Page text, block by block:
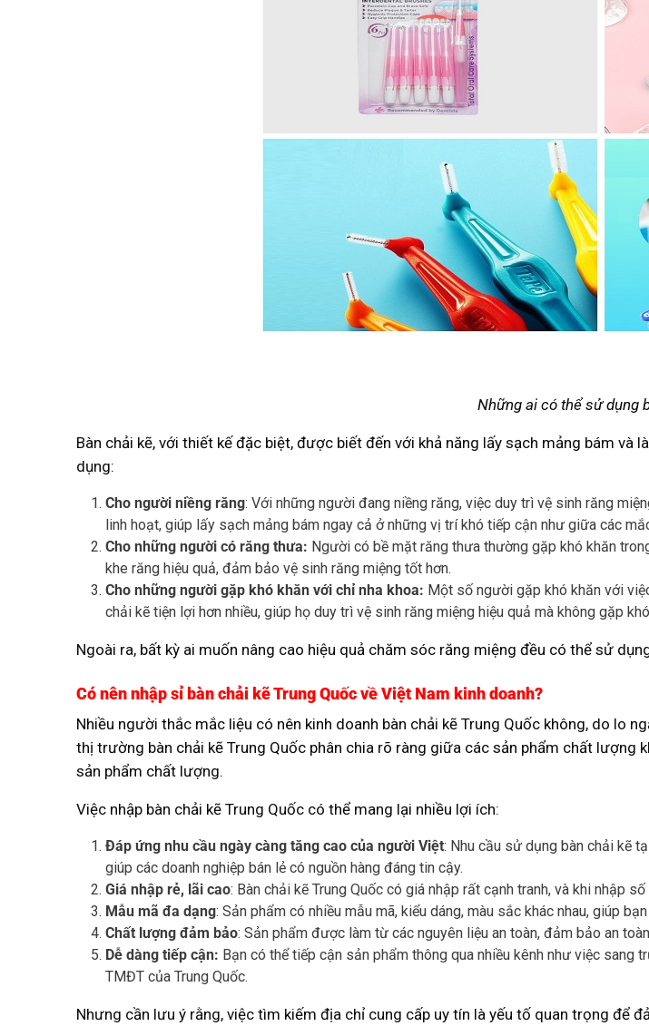
Những ai có thể sử dụng
Bàn chải kẽ, với thiết kế đặc biệt, được biết đến với khả năng lấy sạch mảng bám
dụng:
Cho người niềng răng: Với những người đang niềng răng, việc duy trì vệ sinh răng
linh hoạt, giúp lấy sạch mảng bám ngay cả ở những vị trí khó tiếp cận như giữa các
Cho những người có răng thưa: Người có bề mặt răng thưa thường gặp khó khăn
khe răng hiệu quả, đảm bảo vệ sinh răng miệng tốt hơn.
Cho những người gặp khó khăn với chỉ nha khoa: Một số người gặp khó khăn với
chải kẽ tiện lợi hơn nhiều, giúp họ duy trì vệ sinh răng miệng hiệu quả mà không gặp
Ngoài ra, bất kỳ ai muốn nâng cao hiệu quả chăm sóc răng miệng đều có thể sử
Có nên nhập sỉ bàn chải kẽ Trung Quốc về Việt Nam kinh doanh?
Nhiều người thắc mắc liệu có nên kinh doanh bàn chải kẽ Trung Quốc không, do lo
thị trường bàn chải kẽ Trung Quốc phân chia rõ ràng giữa các sản phẩm chất lượng
sản phẩm chất lượng.
Việc nhập bàn chải kẽ Trung Quốc có thể mang lại nhiều lợi ích:
Đáp ứng nhu cầu ngày càng tăng cao của người Việt: Nhu cầu sử dụng bàn chải kẽ
giúp các doanh nghiệp bán lẻ có nguồn hàng đáng tin cậy.
Giá nhập rẻ, lãi cao: Bàn chải kẽ Trung Quốc có giá nhập rất cạnh tranh, và khi nhập
Mẫu mã đa dạng: Sản phẩm có nhiều mẫu mã, kiểu dáng, màu sắc khác nhau, giúp
Chất lượng đảm bảo: Sản phẩm được làm từ các nguyên liệu an toàn, đảm bảo an
Dễ dàng tiếp cận: Bạn có thể tiếp cận sản phẩm thông qua nhiều kênh như việc sang
TMĐT của Trung Quốc.
Nhưng cần lưu ý rằng, việc tìm kiếm địa chỉ cung cấp uy tín là yếu tố quan trọng để